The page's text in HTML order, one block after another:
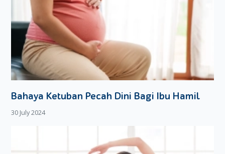
Bahaya Ketuban Pecah Dini Bagi Ibu Hamil
30 July 2024